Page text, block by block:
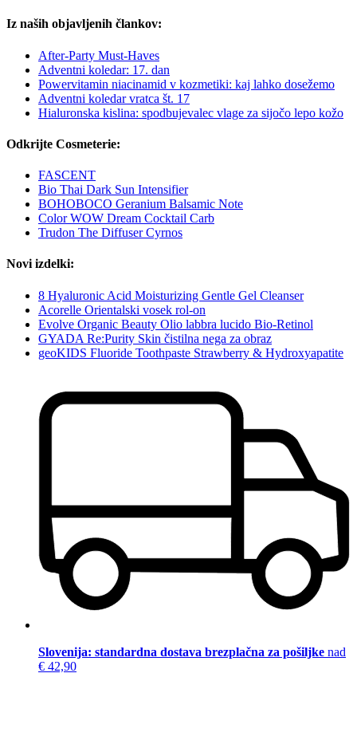
Iz naših objavljenih člankov:
After-Party Must-Haves
Adventni koledar: 17. dan
Powervitamin niacinamid v kozmetiki: kaj lahko dosežemo
Adventni koledar vratca št. 17
Hialuronska kislina: spodbujevalec vlage za sijočo lepo kožo
Odkrijte Cosmeterie:
FASCENT
Bio Thai Dark Sun Intensifier
BOHOBOCO Geranium Balsamic Note
Color WOW Dream Cocktail Carb
Trudon The Diffuser Cyrnos
Novi izdelki:
8 Hyaluronic Acid Moisturizing Gentle Gel Cleanser
Acorelle Orientalski vosek rol-on
Evolve Organic Beauty Olio labbra lucido Bio-Retinol
GYADA Re:Purity Skin čistilna nega za obraz
geoKIDS Fluoride Toothpaste Strawberry & Hydroxyapatite
Slovenija: standardna dostava brezplačna za pošiljke nad
€ 42,90